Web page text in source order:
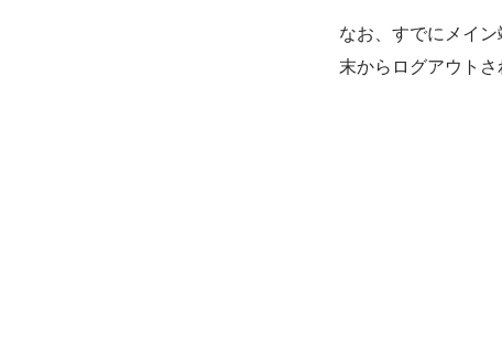
なお、すでにメイ
末からログアウト